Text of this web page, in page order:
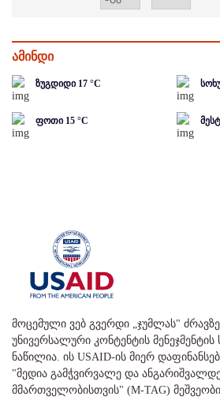
ამინდი
ზუგდიდი 17 °C
ფოთი 15 °C
მოცემული ვებ გვერდი „ჯუმლას"
უნივერსალური კონტენტის მენეჯმენტის
ნაწილია. ის USAID-ის მიერ
"მედია გამჭვირვალე და
მმართველობისთვის" (M-TAG)